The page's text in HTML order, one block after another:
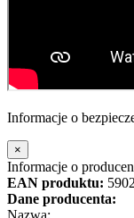
Informacje o
×
Informacje o
EAN produktu:
Dane producenta:
Nazwa: